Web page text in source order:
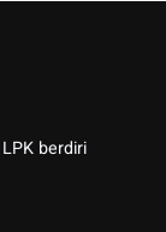
berdiri